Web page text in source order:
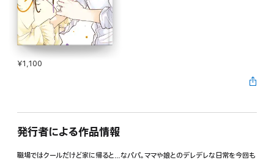
¥1,100
発行者による作品情報
職場ではクールだけど家に帰ると…なパパ。ママや娘とのデレデレな日常を今回も